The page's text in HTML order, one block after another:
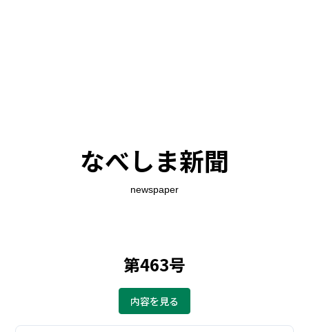
なべしま新聞
newspaper
第463号
内容を見る